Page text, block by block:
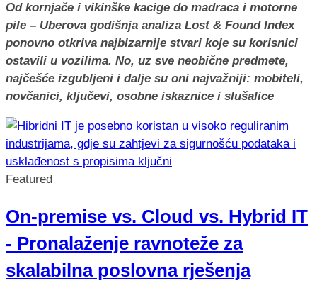
Od kornjače i vikinške kacige do madraca i motorne
pile – Uberova godišnja analiza Lost & Found Index
ponovno otkriva najbizarnije stvari koje su korisnici
ostavili u vozilima. No, uz sve neobične predmete,
najčešće izgubljeni i dalje su oni najvažniji: mobiteli,
novčanici, ključevi, osobne iskaznice i slušalice
Featured
On-premise vs. Cloud vs. Hybrid IT
- Pronalaženje ravnoteže za
skalabilna poslovna rješenja